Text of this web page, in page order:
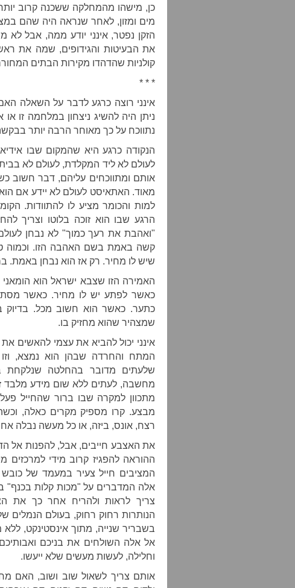
כן, מישהו מהמחלקה ששכנה קרוב
מים ומזון, לאחר שנראה היה שהם
הזקן נפטר, אינני יודע ממה, אבל לא
את הבעיטות והגידופים, שמה את
קולניות שהדהדו מקירות הבתים
* * *
אינני רוצה כרגע לדבר על השאלה
ניתן היה להשיג ניצחון במלחמה זו
נתווכח על כך מאוחר הרבה יותר
הנקודה כרגע היא שהמקום שבו
לעולם לא ליד המקלדת, לעולם לא
אותם ומתווכחים עליהם, דבר חשוב
מאוד. האתאיסט לעולם לא יידע אם
למות והכומר מציע לו להתוודות.
הרגע שבו הוא זוכה בלוטו וצריך
"ואהבת את רעך כמוך" לא נבחן
קשה באמת בשם האהבה הזו. וכמוה
שיש לו מחיר. רק אז הוא נבחן באמת.
האמירה הזו שצבא ישראל הוא הומאני
כאשר לפתע יש לו מחיר. כאשר
כתער. כאשר הוא חשוב מכל. בדיוק
שמצהיר שהוא מחזיק בו.
אינני יכול להביא את עצמי להאשים
המתח והחרדה שבהן הוא נמצא,
שלעתים מדובר בהחלטה שנלקחת
מחשבה, לעתים ללא שום מידע מלבד
מתכוון למקרה שבו ברור שהחייל
מבצע. קרו מספיק מקרים כאלה,
רצח, אונס, ביזה, או כל מעשה נבלה
את האצבע חייבים, אבל, להפנות אל
ההוראה להפגיז קרוב מידי
המציבים חייל צעיר במעמד של כובש
אלה המדברים על "מכות קלות בכנף"
צריך לראות ולהריח אחר כך את
הנותרות רחוק רחוק, בעולם הנמלים
בשבריר שנייה, מתוך אינסטינקט,
אל אלה השולחים את בניכם
וחלילה, לעשות מעשים שלא ייעשו.
אותם צריך לשאול שוב ושוב, האם